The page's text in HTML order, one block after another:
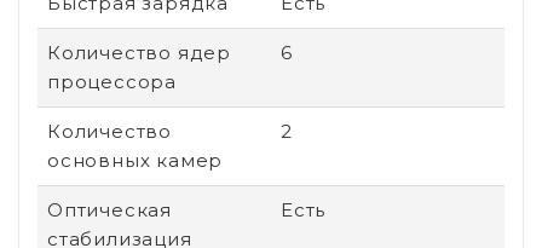
Количество ядер
процессора
6
Количество
основных камер
2
Оптическая
стабилизация
Есть